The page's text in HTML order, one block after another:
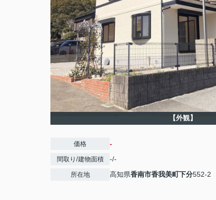
【外観】
価格 -
間取り/建物面積 -/-
所在地 高知県香南市香我美町下分552-2